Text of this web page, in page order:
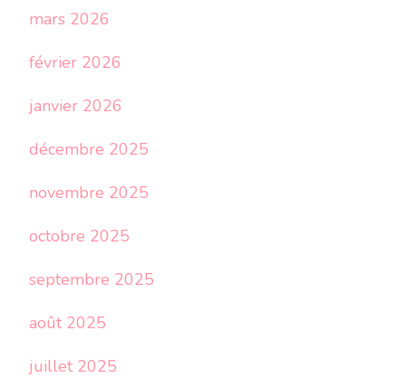
mars 2026
février 2026
janvier 2026
décembre 2025
novembre 2025
octobre 2025
septembre 2025
août 2025
juillet 2025